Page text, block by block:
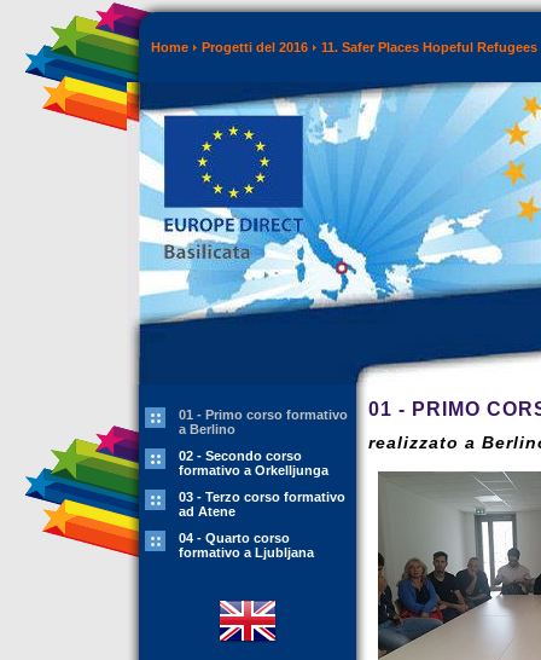
Home Progetti del 2016 11. Safer Places Hopeful Refugees
01 - Primo corso formativo
a Berlino
02 - Secondo corso
formativo a Orkelljunga
03 - Terzo corso formativo
ad Atene
04 - Quarto corso
formativo a Ljubljana
01 - PRIMO
realizzato a